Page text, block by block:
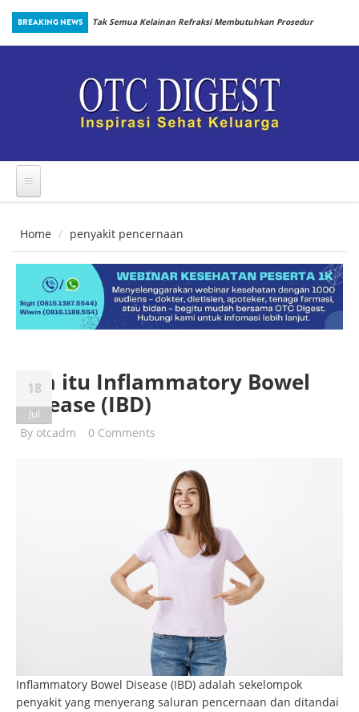
Skip to main content
BREAKING NEWS
Tak Semua Kelainan Refraksi Membutuhkan Prosedur
Penting: Perlindungan Terhadap Dengue saat Anak
Home penyakit pencernaan
18
Jul
Apa itu Inflammatory Bowel
Disease (IBD)
By otcadm 0 Comments
Inflammatory Bowel Disease (IBD) adalah sekelompok
penyakit yang menyerang saluran pencernaan dan ditandai